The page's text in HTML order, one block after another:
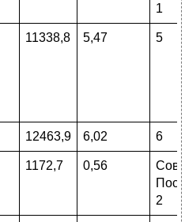
1
11338,8 5,47 5
12463,9 6,02 6
1172,7 0,56
2